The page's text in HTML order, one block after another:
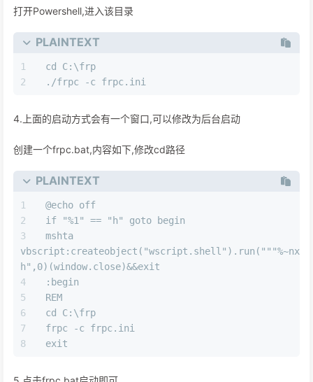
打开Powershell,进入该目录
PLAINTEXT
cd C:\frp
./frpc -c frpc.ini
4.上面的启动方式会有一个窗口,可以修改为后台启动
创建一个frpc.bat,内容如下,修改cd路径
PLAINTEXT
@echo off
if "%1" == "h" goto begin
mshta
h",0)(window.close)&&exit
:begin
REM
cd C:\frp
frpc -c frpc.ini
exit